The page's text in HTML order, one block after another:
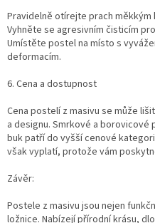
Pravidelně otírejte prach měkkým
Vyhněte se agresivním čisticím
Umístěte postel na místo s
deformacím.
6. Cena a dostupnost
Cena postelí z masivu se může
a designu. Smrkové a
buk patří do vyšší cenové
však vyplatí, protože vám
Závěr:
Postele z masivu jsou nejen
ložnice. Nabízejí přírodní krásu,